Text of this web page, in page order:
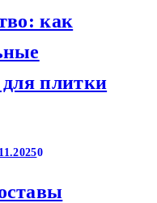
как
плитки
0